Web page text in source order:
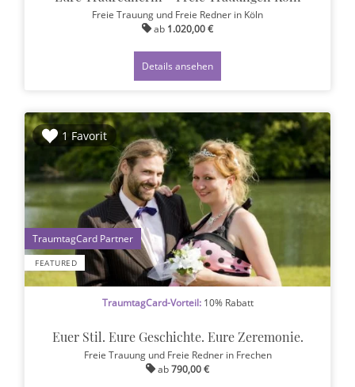
Freie Trauung und Freie Redner in Köln
ab 1.020,00 €
Details ansehen
1 Favorit
FEATURED
1
TraumtagCard-Vorteil:10% Rabatt
Euer Stil. Eure Geschichte. Eure Zeremonie.
Freie Trauung und Freie Redner in Frechen
ab790,00 €